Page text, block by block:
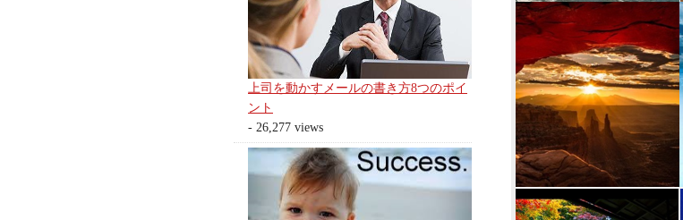
上司を動かすメールの書き方8つのポイ
ント
- 26,277 views